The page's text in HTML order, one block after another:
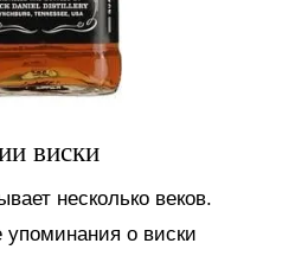
виски
несколько веков.
упоминания о виски